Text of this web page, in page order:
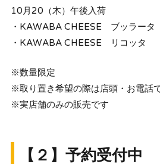
10月20（木）午後入荷
・KAWABA CHEESE ブッラータ
・KAWABA CHEESE リコッタ
※数量限定
※取り置き希望の際は店頭・お電話
※実店舗のみの販売です
【２】予約受付中